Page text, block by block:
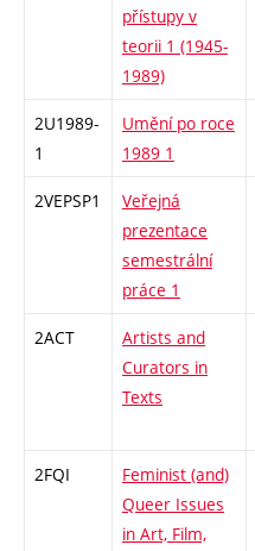
přístupy v
teorii 1 (1945-
1989)
2U1989-
1
Umění po roce
1989 1
2VEPSP1
Veřejná
prezentace
semestrální
práce 1
2ACT
Artists and
Curators in
Texts
2FQI
Feminist (and)
Queer Issues
in Art, Film,